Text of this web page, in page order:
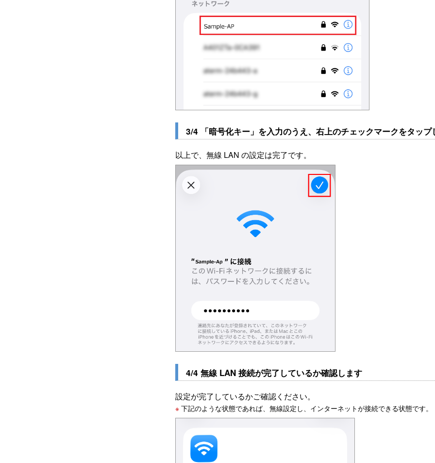
3/4 「暗号化キー」を入力のうえ、右上のチェックマークをタップ
以上で、無線 LAN の設定は完了です。
4/4 無線 LAN 接続が完了しているか確認します
設定が完了しているかご確認ください。
※ 下記のような状態であれば、無線設定し、インターネットが接続できる状態です。